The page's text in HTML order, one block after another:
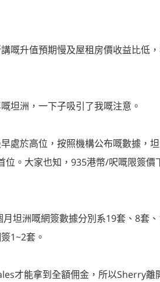
嘅升值預期慢及屋租房價收益比低
坦洲，一下子吸引了我嘅注意。
處於高位，按照機構公布嘅數據，
位。大家也知，935港幣/呎嘅限簽
坦洲嘅網簽數據分別系19套、8套
1~2套。
才能拿到全額佣金，所以Sherry